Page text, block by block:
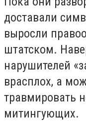
доставали
выросли
штатском.
нарушителей
врасплох, а
травмировать
митингующих.